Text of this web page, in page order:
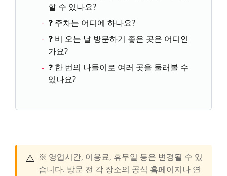
할 수 있나요?
❓ 주차는 어디에 하나요?
❓ 비 오는 날 방문하기 좋은 곳은 어디인
가요?
❓ 한 번의 나들이로 여러 곳을 둘러볼 수
있나요?
⚠️ ※ 영업시간, 이용료, 휴무일 등은 변경될 수 있
습니다. 방문 전 각 장소의 공식 홈페이지나 연